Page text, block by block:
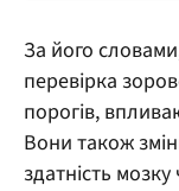
За його
перевірка
порогів,
Вони також
здатність